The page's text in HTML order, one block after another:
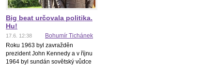
Big beat určovala politika.
Hu!
17.6. 12:38
Bohumír Tichánek
Roku 1963 byl zavražděn
prezident John Kennedy a v říjnu
1964 byl sundán sovětský vůdce